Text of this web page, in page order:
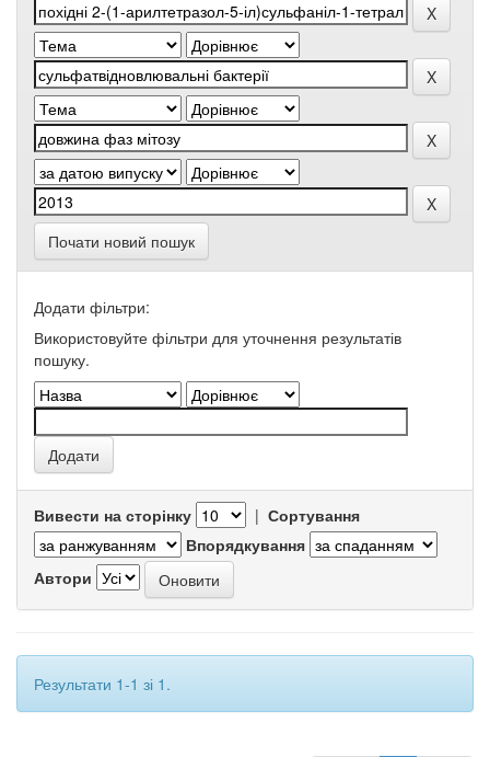
Почати новий пошук
Додати фільтри:
Використовуйте фільтри для уточнення результатів
пошуку.
Вивести на сторінку | Сортування
Впорядкування
Автори
Результати 1-1 зі 1.